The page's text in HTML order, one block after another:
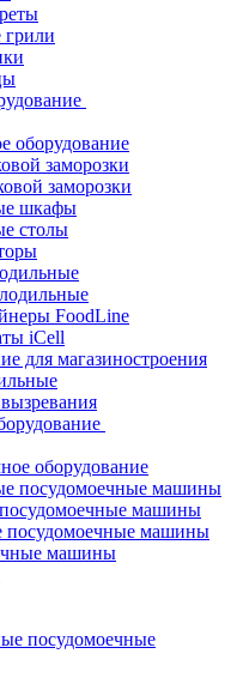
грили
оборудование
заморозки
заморозки
шкафы
столы
FoodLine
iCell
для магазиностроения
оборудование
посудомоечные машины
машины
посудомоечные машины
машины
посудомоечные